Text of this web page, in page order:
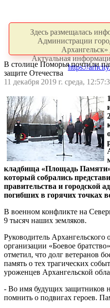
Здесь размещалась
Администрации
Актуальная
https://
В столице Поморья почтили
защите Отечества
11 декабря 2019 г. среда,
кладбища «Площадь Памяти»
который собрались
правительства и городской
погибших в горячих точках
В военном конфликте на
9 тысяч наших земляков.
Руководитель Архангельского
организации «Боевое
отметил, что долг ветеранов
память о тех трагических
уроженцев Архангельской
- Во имя будущих защитников
помнить о подвигах героев.